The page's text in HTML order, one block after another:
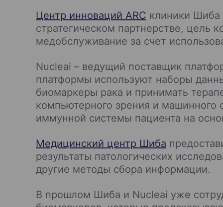
Центр инноваций ARC клиники Шиба
стратегическом партнерстве, цель
медобслуживание за счет
Nucleai – ведущий поставщик
платформы используют наборы
биомаркеры рака и принимать
компьютерного зрения и машинного
иммунной системы пациента на
Медицинский центр Шиба
результаты патологических
другие методы сбора информации.
В прошлом Шиба и Nucleai уже